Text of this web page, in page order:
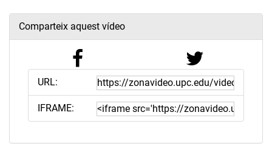
Comparteix aquest vídeo
URL:
IFRAME: